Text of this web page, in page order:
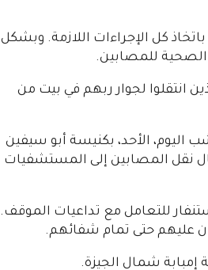
كل الإجراءات اللازمة. وبشكل
الصحية للمصابين.
انتقلوا لجوار ربهم في بيت من
اليوم، الأحد، بكنيسة أبو سيفين
نقل المصابين إلى المستشفيات
للتعامل مع تداعيات الموقف.
عليهم حتى تمام شفائهم.
إمبابة شمال الجيزة.